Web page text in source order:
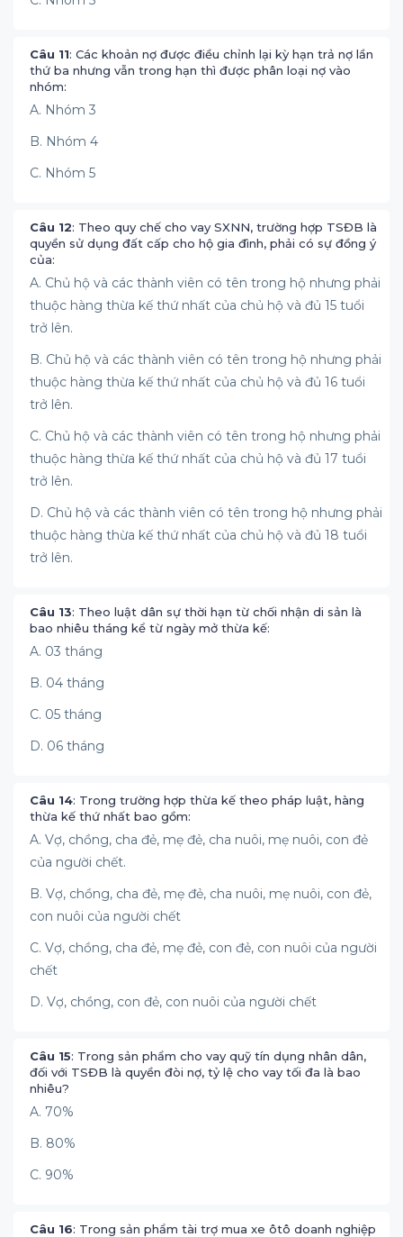
Câu 11: Các khoản nợ được điều chỉnh lại kỳ hạn trả nợ lần
thứ ba nhưng vẫn trong hạn thì được phân loại nợ vào
nhóm:
A. Nhóm 3
B. Nhóm 4
C. Nhóm 5
Câu 12: Theo quy chế cho vay SXNN, trường hợp TSĐB là
quyền sử dụng đất cấp cho hộ gia đình, phải có sự đồng ý
của:
A. Chủ hộ và các thành viên có tên trong hộ nhưng phải
thuộc hàng thừa kế thứ nhất của chủ hộ và đủ 15 tuổi
trở lên.
B. Chủ hộ và các thành viên có tên trong hộ nhưng phải
thuộc hàng thừa kế thứ nhất của chủ hộ và đủ 16 tuổi
trở lên.
C. Chủ hộ và các thành viên có tên trong hộ nhưng phải
thuộc hàng thừa kế thứ nhất của chủ hộ và đủ 17 tuổi
trở lên.
D. Chủ hộ và các thành viên có tên trong hộ nhưng phải
thuộc hàng thừa kế thứ nhất của chủ hộ và đủ 18 tuổi
trở lên.
Câu 13: Theo luật dân sự thời hạn từ chối nhận di sản là
bao nhiêu tháng kể từ ngày mở thừa kế:
A. 03 tháng
B. 04 tháng
C. 05 tháng
D. 06 tháng
Câu 14: Trong trường hợp thừa kế theo pháp luật, hàng
thừa kế thứ nhất bao gồm:
A. Vợ, chồng, cha đẻ, mẹ đẻ, cha nuôi, mẹ nuôi, con đẻ
của người chết.
B. Vợ, chồng, cha đẻ, mẹ đẻ, cha nuôi, mẹ nuôi, con đẻ,
con nuôi của người chết
C. Vợ, chồng, cha đẻ, mẹ đẻ, con đẻ, con nuôi của người
chết
D. Vợ, chồng, con đẻ, con nuôi của người chết
Câu 15: Trong sản phẩm cho vay quỹ tín dụng nhân dân,
đối với TSĐB là quyền đòi nợ, tỷ lệ cho vay tối đa là bao
nhiêu?
A. 70%
B. 80%
C. 90%
Câu 16: Trong sản phẩm tài trợ mua xe ôtô doanh nghiệp